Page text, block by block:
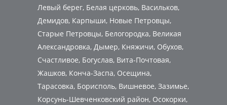
Левый берег, Белая церковь, Васильков,
Демидов, Карпыши, Новые Петровцы,
Старые Петровцы, Белогородка, Великая
Александровка, Дымер, Княжичи, Обухов,
Счастливое, Богуслав, Вита-Почтовая,
Жашков, Конча-Заспа, Осещина,
Тарасовка, Борисполь, Вишневое, Зазимье,
Корсунь-Шевченковский район, Осокорки,